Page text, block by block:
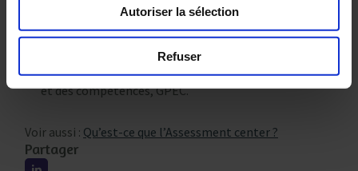
Autoriser la sélection
Refuser
bilan du mode de réalisation des entretiens ;
information des représentants du personnel quant
aux conditions générales de déroulement des
préparation de la Gestion prévisionnelle des emplois
et des compétences, GPEC.
Voir aussi : Qu’est-ce que l’Assessment center ?
Partager